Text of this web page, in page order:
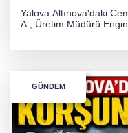
Yalova Altınova'daki
A., Üretim Müdürü
GÜNDEM